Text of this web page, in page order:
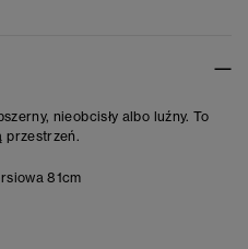
nieobcisły albo luźny. To
przestrzeń.
81cm